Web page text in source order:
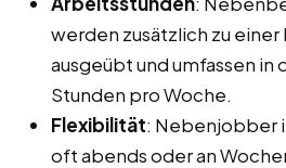
werden zusätzlich zu
ausgeübt und umfassen in
Stunden pro Woche.
Flexibilität: Nebenjobber
oft abends oder an